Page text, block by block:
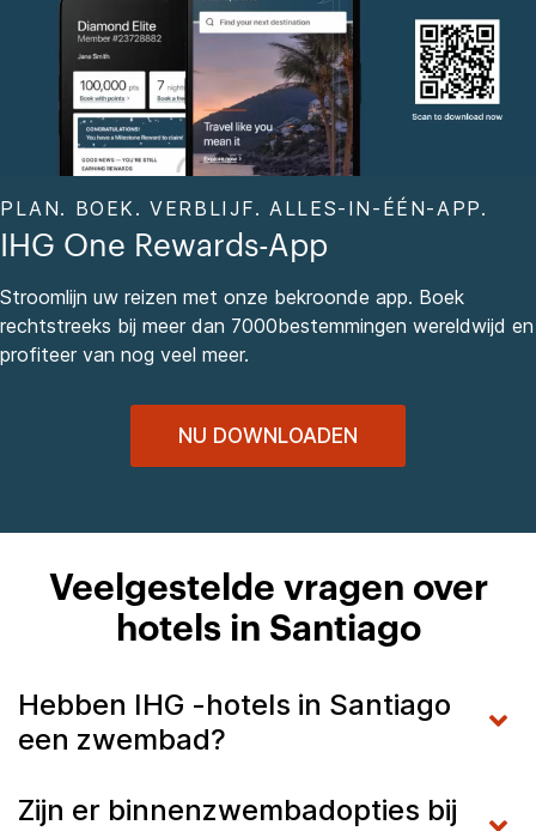
PLAN. BOEK. VERBLIJF. ALLES-IN-ÉÉN-APP.
IHG One Rewards-App
Stroomlijn uw reizen met onze bekroonde app. Boek
rechtstreeks bij meer dan 7000bestemmingen wereldwijd en
profiteer van nog veel meer.
NU DOWNLOADEN
Veelgestelde vragen over
hotels in Santiago
Hebben IHG -hotels in Santiago
een zwembad?
Zijn er binnenzwembadopties bij